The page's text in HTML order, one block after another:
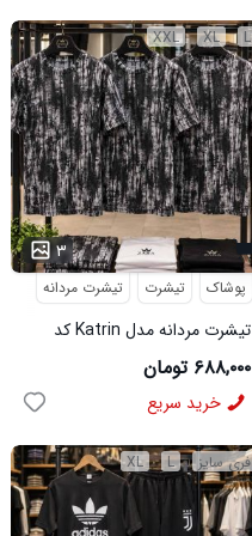
L
XL
XXL
۳
پوشاک تیشرت تیشرت مردانه
تیشرت مردانه مدل Katrin کد
6579
۶۸۸,۰۰۰ تومان
خرید سریع
فری سایز L
XL